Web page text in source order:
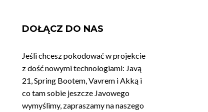
DOŁĄCZ DO NAS
Jeśli chcesz pokodować w projekcie
z dość nowymi technologiami: Javą
21, Spring Bootem, Vavrem i Akką i
co tam sobie jeszcze Javowego
wymyślimy, zapraszamy na naszego